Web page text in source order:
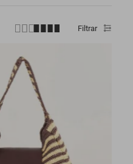
Filtrar